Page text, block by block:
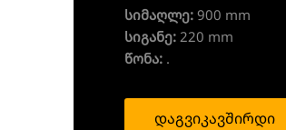
სიმაღლე:900 mm
სიგანე:220 mm
წონა:.
დაგვიკავშირდი